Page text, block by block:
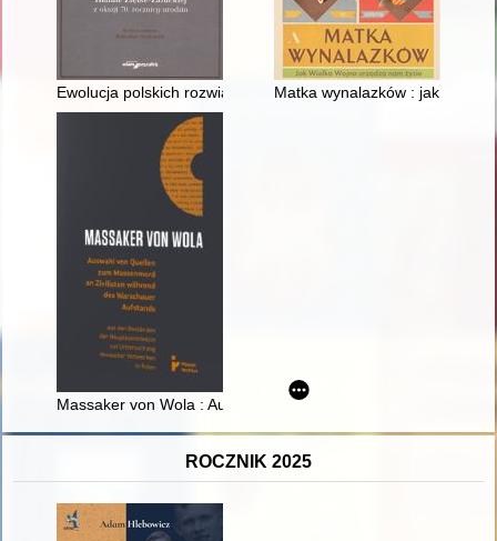
Ewolucja polskich rozwiązań konstytucyjnych w zakresie
Matka wynalazków : jak
Massaker von Wola : Auswahl von Quellen zum
ROCZNIK 2025